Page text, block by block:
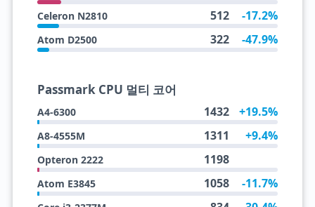
Celeron N2810 512 -17.2%
Atom D2500 322 -47.9%
Passmark CPU 멀티 코어
A4-6300 1432 +19.5%
A8-4555M 1311 +9.4%
Opteron 2222 1198
Atom E3845 1058 -11.7%